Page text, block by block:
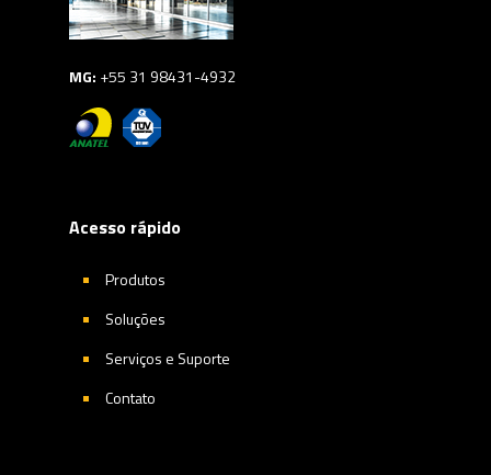
MG: +55 31 98431-4932
Acesso rápido
Produtos
Soluções
Serviços e Suporte
Contato